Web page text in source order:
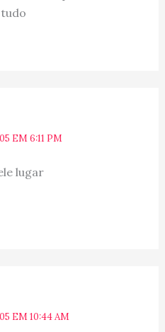
EM 6:11 PM
lugar
EM 10:44 AM